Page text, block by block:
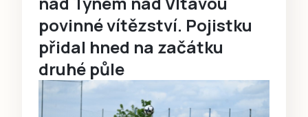
povinné vítězství. Pojistku
přidal hned na začátku
druhé půle